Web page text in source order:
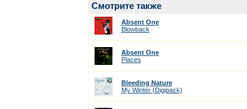
Смотрите также
Absent One
Blowback
Absent One
Places
Bleeding Nature
My Winter (Digipack)